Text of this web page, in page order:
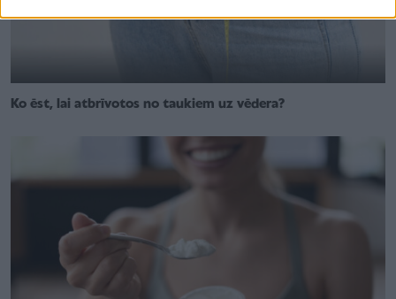
Ko ēst, lai atbrīvotos no taukiem uz vēdera?